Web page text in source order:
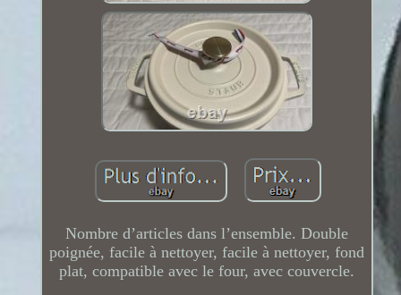
Nombre d’articles dans l’ensemble. Double
poignée, facile à nettoyer, facile à nettoyer, fond
plat, compatible avec le four, avec couvercle.